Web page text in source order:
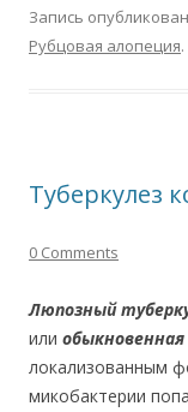
Запись
Рубцовая алопеция.
Туберкулез
0 Comments
Люпозный
или
локализованным
микобактерии